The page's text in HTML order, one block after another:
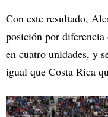
Con este resultado,
posición por diferencia
en cuatro unidades, y
igual que Costa Rica